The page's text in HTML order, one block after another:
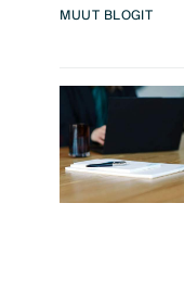
MUUT BLOGIT